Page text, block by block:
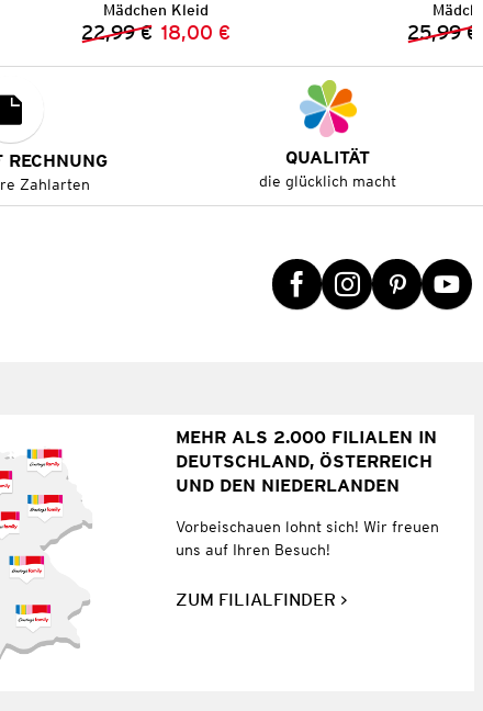
Mädchen Kleid
Vorheriger Preis:
22,99 € Neuer Preis:
18,00 € 25,99 €
RECHNUNG
Zahlarten
QUALITÄT
die glücklich macht
MEHR ALS 2.000 FILIALEN IN
DEUTSCHLAND, ÖSTERREICH
UND DEN NIEDERLANDEN
Vorbeischauen lohnt sich! Wir freuen
uns auf Ihren Besuch!
ZUM FILIALFINDER